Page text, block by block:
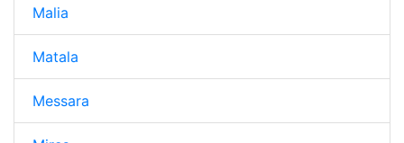
Malia
Matala
Messara